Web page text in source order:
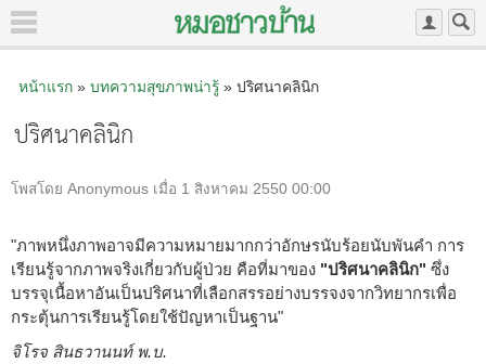
หน้าแรก» บทความสุขภาพน่ารู้» ปริศนาคลินิก
ปริศนาคลินิก
โพสโดย Anonymous เมื่อ 1 สิงหาคม 2550 00:00
"ภาพหนึ่งภาพอาจมีความหมายมากกว่าอักษรนับร้อยนับพันคำ การ
เรียนรู้จากภาพจริงเกี่ยวกับผู้ป่วย คือที่มาของ "ปริศนาคลินิก" ซึ่ง
บรรจุเนื้อหาอันเป็นปริศนาที่เลือกสรรอย่างบรรจงจากวิทยากรเพื่อ
กระตุ้นการเรียนรู้โดยใช้ปัญหาเป็นฐาน"
จิโรจ สินธวานนท์ พ.บ.